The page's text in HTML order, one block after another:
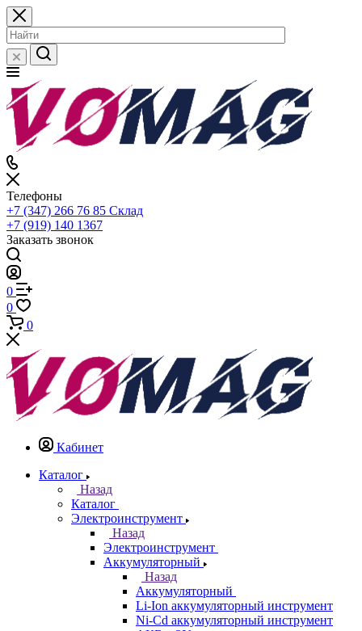
Телефоны
+7 (347) 266 76 85 Склад
+7 (919) 140 1367
Заказать звонок
0
0
0
Кабинет
Каталог
Назад
Каталог
Электроинструмент
Назад
Электроинструмент
Аккумуляторный
Назад
Аккумуляторный
Li-Ion аккумуляторный инструмент
Ni-Cd аккумуляторный инструмент